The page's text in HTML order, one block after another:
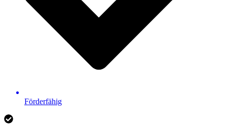
Förderfähig